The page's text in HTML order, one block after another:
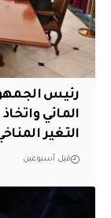
رئيس
المائي
التغير
قبل أسبوعين